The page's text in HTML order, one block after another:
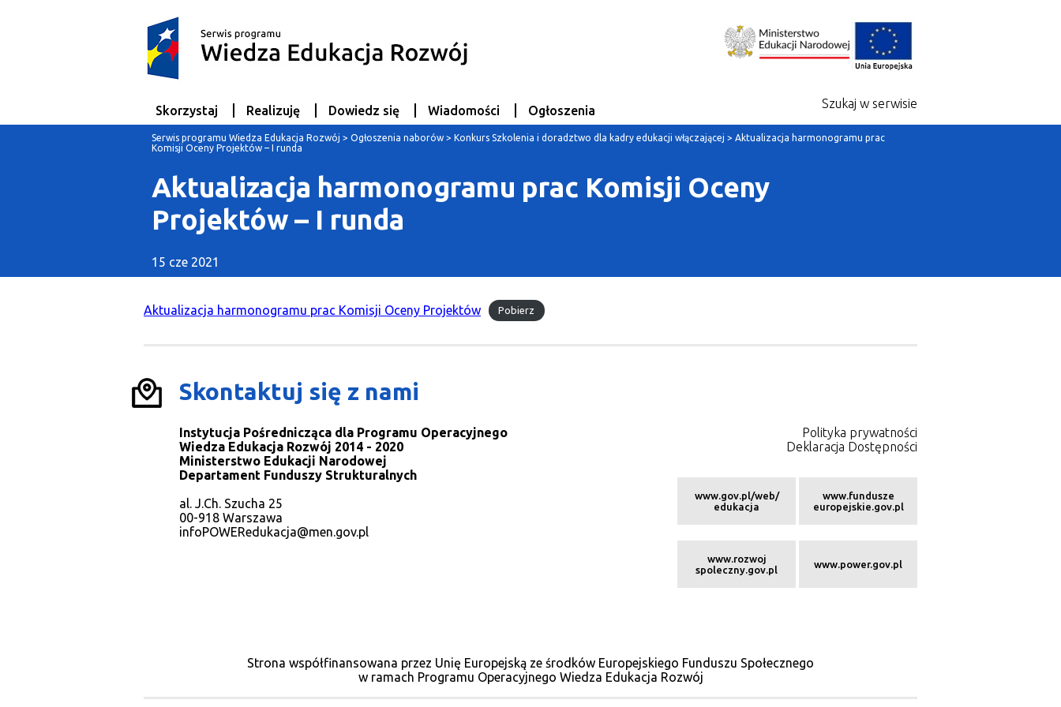
Skorzystaj Realizuję Dowiedz się Wiadomości Ogłoszenia Szukaj w serwisie
Serwis programu Wiedza Edukacja Rozwój > Ogłoszenia naborów > Konkurs Szkolenia i doradztwo dla kadry edukacji włączającej > Aktualizacja harmonogramu prac
Komisji Oceny Projektów – I runda
Aktualizacja harmonogramu prac Komisji Oceny
Projektów – I runda
15 cze 2021
Aktualizacja harmonogramu prac Komisji Oceny Projektów Pobierz
Skontaktuj się z nami
Instytucja Pośrednicząca dla Programu Operacyjnego
Wiedza Edukacja Rozwój 2014 - 2020
Ministerstwo Edukacji Narodowej
Departament Funduszy Strukturalnych
al. J.Ch. Szucha 25
00-918 Warszawa
infoPOWERedukacja@men.gov.pl
Polityka prywatności
Deklaracja Dostępności
www.gov.pl/web/
edukacja
www.fundusze
europejskie.gov.pl
www.rozwoj
spoleczny.gov.pl
www.power.gov.pl
Strona współfinansowana przez Unię Europejską ze środków Europejskiego Funduszu Społecznego
w ramach Programu Operacyjnego Wiedza Edukacja Rozwój